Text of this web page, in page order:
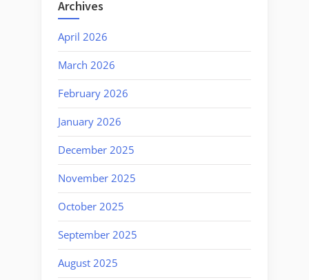
Archives
April 2026
March 2026
February 2026
January 2026
December 2025
November 2025
October 2025
September 2025
August 2025